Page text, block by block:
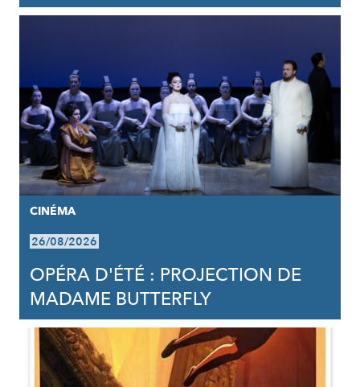
CINÉMA
26/08/2026
OPÉRA D'ÉTÉ : PROJECTION DE
MADAME BUTTERFLY